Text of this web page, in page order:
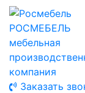
РОСМЕБЕЛЬ
мебельная
компания
Заказать